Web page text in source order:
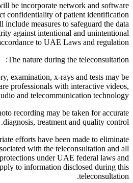
be incorporate network and software
confidentiality of patient identification
measures to safeguard the data
against intentional and unintentional
to UAE Laws and regulation.
The nature during the teleconsultation:
examination, x-rays and tests may be
professionals with interactive videos,
and telecommunication technology.
recording may be taken for accurate
diagnosis, treatment and quality control.
efforts have been made to eliminate
with the teleconsultation and all
under UAE federal laws and
to information disclosed during this
teleconsultation.